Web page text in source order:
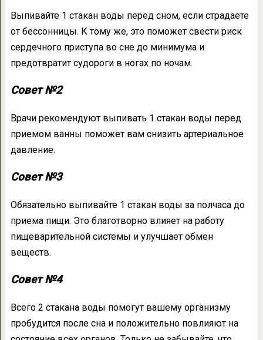
Выпивайте 1 стакан воды перед сном, если страдаете
от бессонницы. К тому же, это поможет свести риск
сердечного приступа во сне до минимума и
предотвратит судороги в ногах по ночам.
Совет №2
Врачи рекомендуют выпивать 1 стакан воды перед
приемом ванны поможет вам снизить артериальное
давление.
Совет №3
Обязательно выпивайте 1 стакан воды за полчаса до
приема пищи. Это благотворно влияет на работу
пищеварительной системы и улучшает обмен
веществ.
Совет №4
Всего 2 стакана воды помогут вашему организму
пробудится после сна и положительно повлияют на